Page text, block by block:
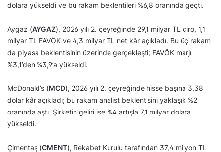
dolara yükseldi ve bu rakam beklentileri %6,8 oranında geçti.
Aygaz (AYGAZ), 2026 yılı 2. çeyreğinde 29,1 milyar TL ciro, 1,1
milyar TL FAVÖK ve 4,3 milyar TL net kâr açıkladı. Bu üç rakam
da piyasa beklentisinin üzerinde gerçekleşti; FAVÖK marjı
%3,1’den %3,9’a yükseldi.
McDonald’s (MCD), 2026 yılı 2. çeyreğinde hisse başına 3,38
dolar kâr açıkladı; bu rakam analist beklentisini yaklaşık %2
oranında aştı. Şirketin geliri ise %4 artışla 7,1 milyar dolara
yükseldi.
Çimentaş (CMENT), Rekabet Kurulu tarafından 37,4 milyon TL